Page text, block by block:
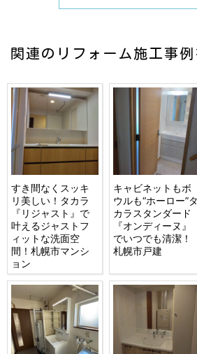
関連のリフォーム施工事例
すき間なくスッキ
リ美しい！タカラ
『リジャスト』で
叶えるジャストフ
ィットな洗面空
間！札幌市マンシ
ョン
キャビネットもボ
ウルも“ホーロー”タ
カラスタンダード
『オンディーヌ』
でいつでも清潔！
札幌市戸建